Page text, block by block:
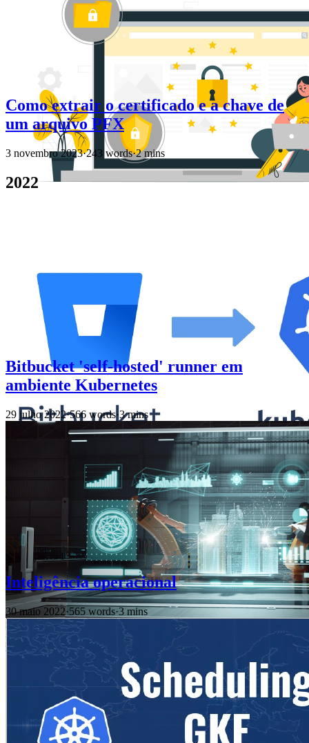
Como extrair o certificado e a chave de
um arquivo PFX
3 novembro 2023·243 words·2 mins
2022
Bitbucket 'self-hosted' runner em
ambiente Kubernetes
29 julho 2022·566 words·3 mins
Inteligência operacional
30 maio 2022·565 words·3 mins